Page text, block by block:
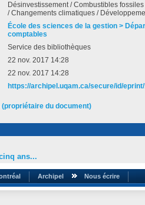
Désinvestissement / Combustibles
/ Changements climatiques /
École des sciences de la gestion >
comptables
Service des bibliothèques
22 nov. 2017 14:28
22 nov. 2017 14:28
https://archipel.uqam.ca/secure/id/
du document)
ans...
Archipel Nous écrire